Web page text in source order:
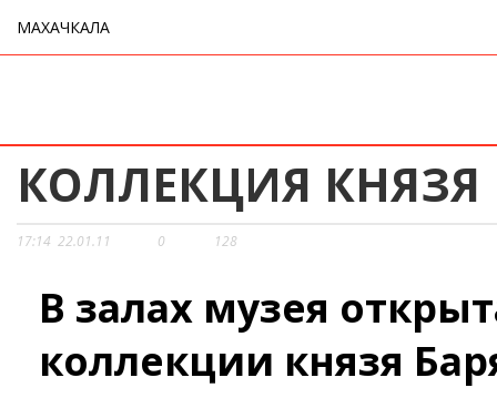
МАХАЧКАЛА
КОЛЛЕКЦИЯ КНЯЗЯ
17:14 22.01.11 0 128
В залах музея
коллекции князя